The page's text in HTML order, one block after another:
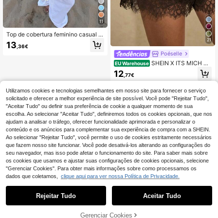
11
Top de cobertura feminino casual s
exy brilhante leve de cor lisa com re
corte vazado em malha, estilo capa
13 ,36€
21
Poéselle
EU Warehouse SHEIN X ITS MICH Po
éselle Shorts femininos confortávei
s de cor sólida com detalhes em ren
12 ,77€
Utilizamos cookies e tecnologias semelhantes em nosso site para fornecer o serviço
solicitado e oferecer a melhor experiência de site possível. Você pode "Rejeitar Tudo",
"Aceitar Tudo" ou definir sua preferência de cookie a qualquer momento de sua
escolha. Ao selecionar "Aceitar Tudo", definiremos todos os cookies opcionais, que nos
ajudam a analisar o tráfego, oferecer funcionalidade aprimorada e personalizar o
conteúdo e os anúncios para complementar sua experiência de compra com a SHEIN.
Ao selecionar "Rejeitar Tudo", você permite o uso de cookies estritamente necessários
que fazem nosso site funcionar. Você pode desativá-los alterando as configurações do
seu navegador, mas isso pode afetar o funcionamento do site. Para saber mais sobre
os cookies que usamos e ajustar suas configurações de cookies opcionais, selecione
"Gerenciar Cookies". Para obter mais informações sobre como processamos os
dados que coletamos, clique aqui para ver nossa Política de Privacidade.
Rejeitar Tudo Aceitar Tudo
Gerenciar Cookies